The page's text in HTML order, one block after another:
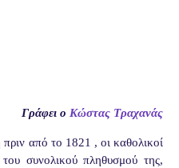
Γράφει ο Κώστας Τραχανάς
από το 1821 , οι καθολικοί
συνολικού πληθυσμού της,